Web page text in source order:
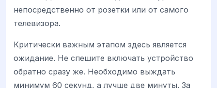
непосредственно от розетки или от самого
телевизора.
Критически важным этапом здесь является
ожидание. Не спешите включать устройство
обратно сразу же. Необходимо выждать
минимум 60 секунд, а лучше две минуты. За